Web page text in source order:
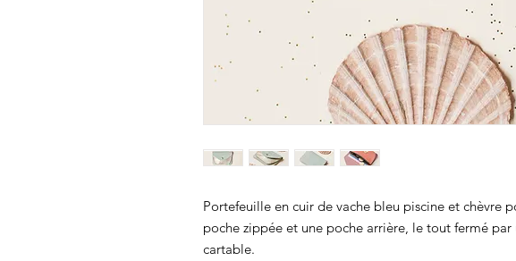
Portefeuille en cuir de vache bleu piscine et chèvre
poche zippée et une poche arrière, le tout fermé par
cartable.